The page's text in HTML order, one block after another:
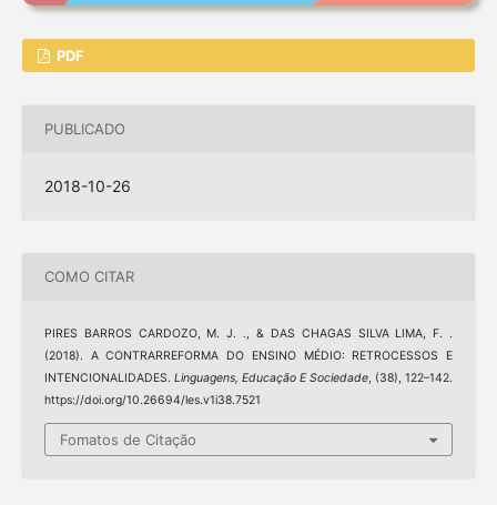
PDF
PUBLICADO
2018-10-26
COMO CITAR
PIRES BARROS CARDOZO, M. J. ., & DAS CHAGAS SILVA LIMA, F. .
(2018). A CONTRARREFORMA DO ENSINO MÉDIO: RETROCESSOS E
INTENCIONALIDADES. Linguagens, Educação E Sociedade, (38), 122–142.
https://doi.org/10.26694/les.v1i38.7521
Fomatos de Citação